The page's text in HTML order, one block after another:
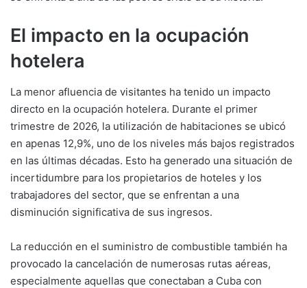
El impacto en la ocupación
hotelera
La menor afluencia de visitantes ha tenido un impacto
directo en la ocupación hotelera. Durante el primer
trimestre de 2026, la utilización de habitaciones se ubicó
en apenas 12,9%, uno de los niveles más bajos registrados
en las últimas décadas. Esto ha generado una situación de
incertidumbre para los propietarios de hoteles y los
trabajadores del sector, que se enfrentan a una
disminución significativa de sus ingresos.
La reducción en el suministro de combustible también ha
provocado la cancelación de numerosas rutas aéreas,
especialmente aquellas que conectaban a Cuba con